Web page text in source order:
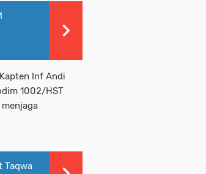
Inf Andi
1002/HST
Taqwa